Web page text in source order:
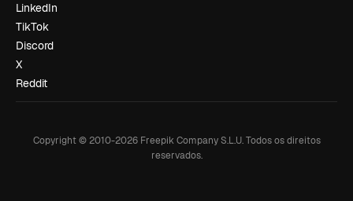
LinkedIn
TikTok
Discord
X
Reddit
Copyright © 2010-2026Freepik Company S.L.U. Todos os direitos
reservados.